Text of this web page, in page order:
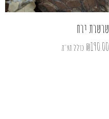
שרשרת ירח
₪190.00 כולל מע"מ